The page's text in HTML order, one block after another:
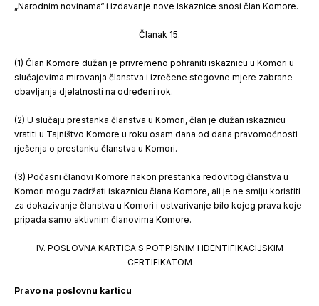
„Narodnim novinama“ i izdavanje nove iskaznice snosi član Komore.
Članak 15.
(1) Član Komore dužan je privremeno pohraniti iskaznicu u Komori u
slučajevima mirovanja članstva i izrečene stegovne mjere zabrane
obavljanja djelatnosti na određeni rok.
(2) U slučaju prestanka članstva u Komori, član je dužan iskaznicu
vratiti u Tajništvo Komore u roku osam dana od dana pravomoćnosti
rješenja o prestanku članstva u Komori.
(3) Počasni članovi Komore nakon prestanka redovitog članstva u
Komori mogu zadržati iskaznicu člana Komore, ali je ne smiju koristiti
za dokazivanje članstva u Komori i ostvarivanje bilo kojeg prava koje
pripada samo aktivnim članovima Komore.
IV. POSLOVNA KARTICA S POTPISNIM I IDENTIFIKACIJSKIM
CERTIFIKATOM
Pravo na poslovnu karticu